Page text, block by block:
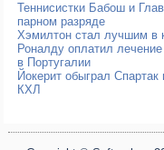
Теннисистки Бабош и
парном разряде
Хэмилтон стал лучшим в
Роналду оплатил
в Португалии
Йокерит обыграл
КХЛ